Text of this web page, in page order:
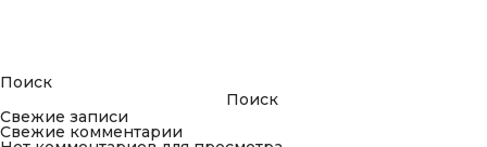
Поиск
Поиск
Свежие записи
Свежие комментарии